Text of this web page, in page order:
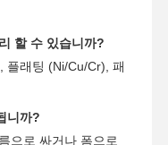
할 수 있습니까?
플래팅 (Ni/Cu/Cr), 패
니까?
으로 싸거나 폼으로